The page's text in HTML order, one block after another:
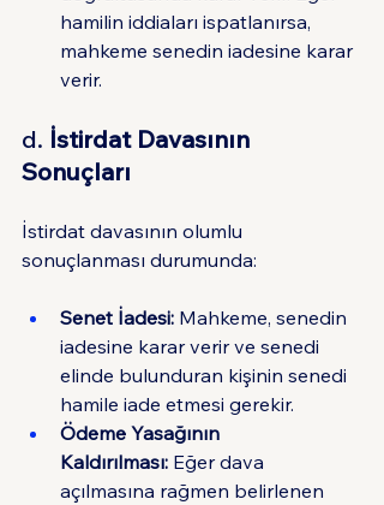
hamilin iddiaları ispatlanırsa,
mahkeme senedin iadesine karar
verir.
d. İstirdat Davasının
Sonuçları
İstirdat davasının olumlu
sonuçlanması durumunda:
Senet İadesi: Mahkeme, senedin
iadesine karar verir ve senedi
elinde bulunduran kişinin senedi
hamile iade etmesi gerekir.
Ödeme Yasağının
Kaldırılması: Eğer dava
açılmasına rağmen belirlenen